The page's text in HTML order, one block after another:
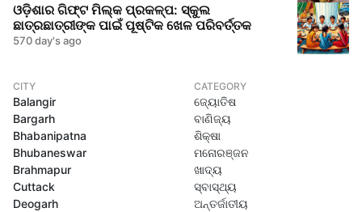
ଓଡ଼ିଶାର ଗିଫ୍ଟ ମିଲ୍କ ପ୍ରକଳ୍ପ: ସ୍କୁଲ
ଛାତ୍ରଛାତ୍ରୀଙ୍କ ପାଇଁ ପୂଷ୍ଟିକ ଖେଳ ପରିବର୍ତ୍ତକ
570 day's ago
CITY
Balangir
Bargarh
Bhabanipatna
Bhubaneswar
Brahmapur
Cuttack
Deogarh
CATEGORY
ଜ୍ୟୋତିଷ
ବାଣିଜ୍ୟ
ଶିକ୍ଷା
ମନୋରଞ୍ଜନ
ଖାଦ୍ୟ
ସ୍ବାସ୍ଥ୍ୟ
ଅନ୍ତର୍ଜାତୀୟ